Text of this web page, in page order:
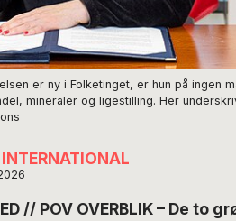
er ny i Folketinget, er hun på
mineraler og ligestilling. Her
// POV OVERBLIK – De to